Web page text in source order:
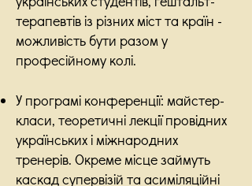
терапевтів із різних міст та країн -
можливість бути разом у
професійному колі.
У програмі конференції: майстер-
класи, теоретичні лекції провідних
українських і міжнародних
тренерів. Окреме місце займуть
каскад супервізій та асиміляційні